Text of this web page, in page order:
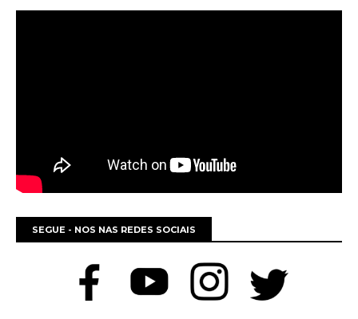
SEGUE - NOS NAS REDES SOCIAIS